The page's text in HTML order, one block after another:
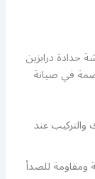
حدادة درابزين
في صيانة
والتركيب عند
ومقاومة للصدأ